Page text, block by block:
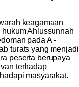
keagamaan
Ahlussunnah
pada Al-
turats yang menjadi
peserta berupaya
terhadap
masyarakat.